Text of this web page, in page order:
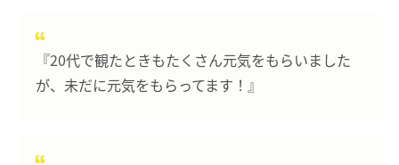
『20代で観たときもたくさん元気をもらいました
が、未だに元気をもらってます！』